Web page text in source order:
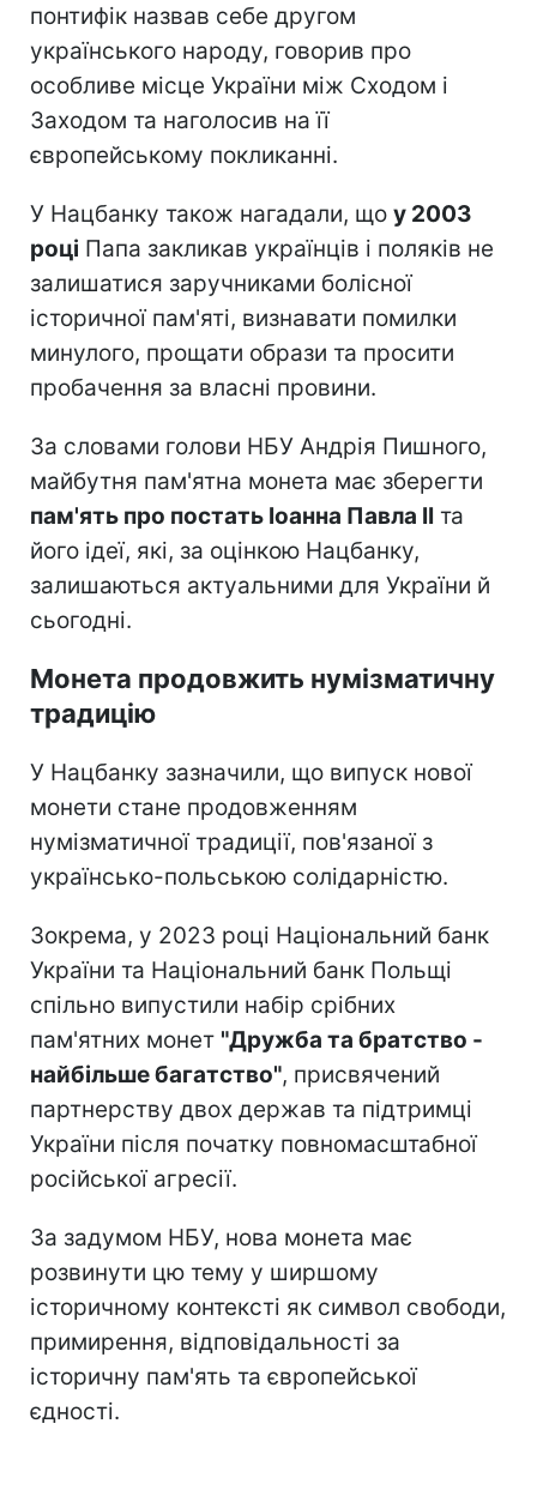
понтифік назвав себе другом
українського народу, говорив про
особливе місце України між Сходом і
Заходом та наголосив на її
європейському покликанні.
У Нацбанку також нагадали, що у 2003
році Папа закликав українців і поляків не
залишатися заручниками болісної
історичної пам'яті, визнавати помилки
минулого, прощати образи та просити
пробачення за власні провини.
За словами голови НБУ Андрія Пишного,
майбутня пам'ятна монета має зберегти
пам'ять про постать Іоанна Павла II та
його ідеї, які, за оцінкою Нацбанку,
залишаються актуальними для України й
сьогодні.
Монета продовжить нумізматичну
традицію
У Нацбанку зазначили, що випуск нової
монети стане продовженням
нумізматичної традиції, пов'язаної з
українсько-польською солідарністю.
Зокрема, у 2023 році Національний банк
України та Національний банк Польщі
спільно випустили набір срібних
пам'ятних монет "Дружба та братство -
найбільше багатство", присвячений
партнерству двох держав та підтримці
України після початку повномасштабної
російської агресії.
За задумом НБУ, нова монета має
розвинути цю тему у ширшому
історичному контексті як символ свободи,
примирення, відповідальності за
історичну пам'ять та європейської
єдності.